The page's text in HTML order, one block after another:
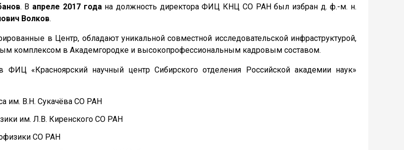
. В апреле 2017 года на должность директора ФИЦ КНЦ СО РАН был избран д. ф.-м. н.
Волков.
в Центр, обладают уникальной совместной исследовательской инфраструктурой,
комплексом в Академгородке и высокопрофессиональным кадровым составом.
ФИЦ «Красноярский научный центр Сибирского отделения Российской академии наук»
им. В.Н. Сукачёва СО РАН
им. Л.В. Киренского СО РАН
СО РАН